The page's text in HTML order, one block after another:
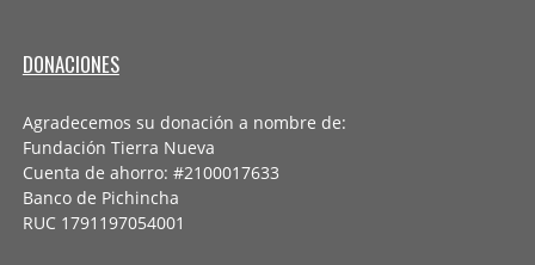
DONACIONES
Agradecemos su donación a nombre de:
Fundación Tierra Nueva
Cuenta de ahorro: #2100017633
Banco de Pichincha
RUC 1791197054001